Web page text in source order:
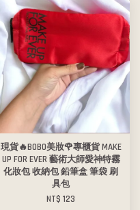
現貨🔥BOBO美妝🌹專櫃貨 MAKE
UP FOR EVER 藝術大師愛神特霧
化妝包 收納包 鉛筆盒 筆袋 刷
具包
NT$ 123